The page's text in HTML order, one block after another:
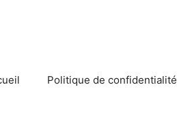
Politique de confidentialité